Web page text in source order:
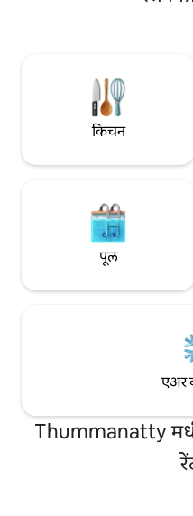
आधुनिक आरामाशी सुंदर मिश्रण
विश्रांतीसाठी योग्य. ढगांच्या वर
किचन
पूल
एअर
Thummanatty